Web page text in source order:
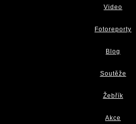
Video
Fotoreporty
Blog
Soutěže
Žebřík
Akce